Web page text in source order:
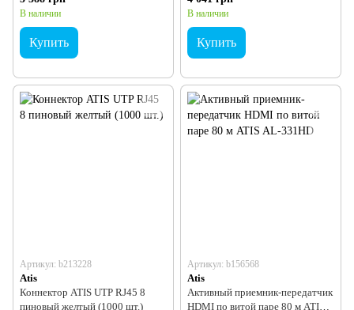
В наличии
Купить
В наличии
Купить
Артикул: b213228
Atis
Коннектор ATIS UTP RJ45 8
пиновый желтый (1000 шт.)
Артикул: b156568
Atis
Активный приемник-передатчик
HDMI по витой паре 80 м ATIS